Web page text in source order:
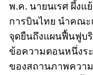
พ.ค. นายนเรศ ผึ้งแ
การบินไทย นำคณะ
จุดยืนถึงแผนฟื้นฟูบ
ข้อความตอนหนึ่งระ
ของสถานภาพควา